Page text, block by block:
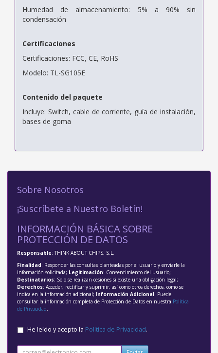
Humedad de almacenamiento: 5% a 90% sin
condensación
Certificaciones
Certificaciones: FCC, CE, RoHS
Modelo: TL-SG105E
Contenido del paquete
Incluye: Switch, cable de corriente, guía de instalación,
bases de goma
Sobre Nosotros
¡Suscríbete a Nuestro Boletín!
INFORMACIÓN BÁSICA SOBRE
PROTECCIÓN DE DATOS
Responsable: THINK ABOUT CHIPS, S.L.
Finalidad: Responder las consultas planteadas por el usuario y enviarle la
información solicitada; Legitimación: Consentimiento del usuario;
Destinatarios: Solo se realizan cesiones si existe una obligación legal;
Derechos: Acceder, rectificar y suprimir, así como otros derechos, como se
indica en la información adicional; Información Adicional: Puede
consultar la información completa de Protección de Datos en nuestra Política
de Privacidad
He leído y acepto la Política de Privacidad.